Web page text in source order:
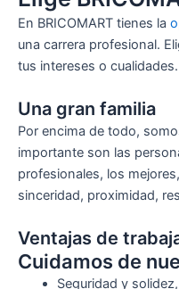
En BRICOMART tienes la
una carrera profesional.
tus intereses o cualidades.
Una gran familia
Por encima de todo,
importante son las
profesionales, los
sinceridad, proximidad,
Ventajas de
Cuidamos de
Seguridad y